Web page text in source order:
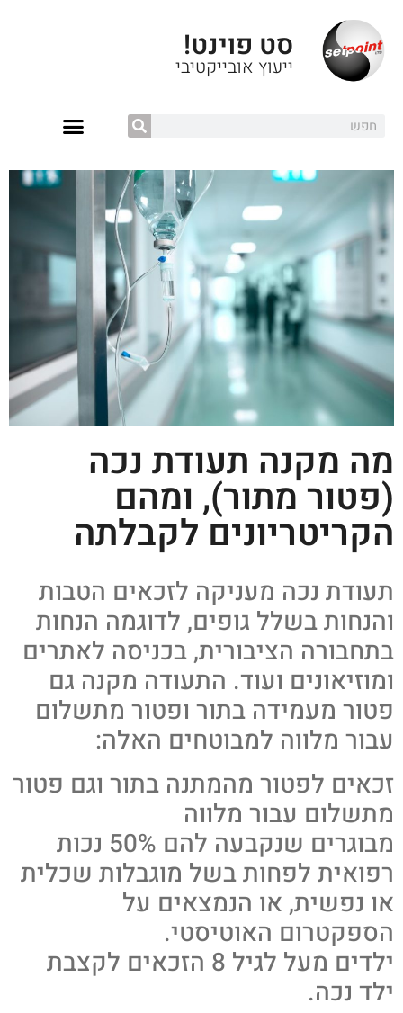
סט פוינט!
ייעוץ אובייקטיבי
מה מקנה תעודת נכה
(פטור מתור), ומהם
הקריטריונים לקבלתה
תעודת נכה מעניקה לזכאים הטבות
והנחות בשלל גופים, לדוגמה הנחות
בתחבורה הציבורית, בכניסה לאתרים
ומוזיאונים ועוד. התעודה מקנה גם
פטור מעמידה בתור ופטור מתשלום
עבור מלווה למבוטחים האלה:
זכאים לפטור מהמתנה בתור וגם פטור
מתשלום עבור מלווה
מבוגרים שנקבעה להם 50% נכות
רפואית לפחות בשל מוגבלות שכלית
או נפשית, או הנמצאים על
הספקטרום האוטיסטי.
ילדים מעל לגיל 8 הזכאים לקצבת
ילד נכה.